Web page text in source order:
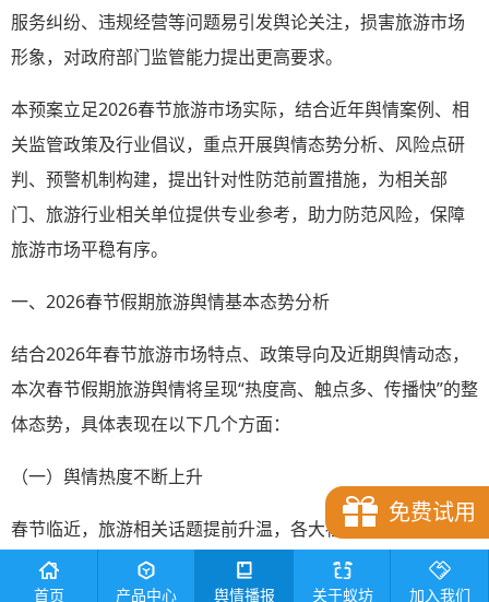
服务纠纷、违规经营等问题易引发舆论关注，损害旅游市场
形象，对政府部门监管能力提出更高要求。
本预案立足2026春节旅游市场实际，结合近年舆情案例、相
关监管政策及行业倡议，重点开展舆情态势分析、风险点研
判、预警机制构建，提出针对性防范前置措施，为相关部
门、旅游行业相关单位提供专业参考，助力防范风险，保障
旅游市场平稳有序。
一、2026春节假期旅游舆情基本态势分析
结合2026年春节旅游市场特点、政策导向及近期舆情动态，
本次春节假期旅游舆情将呈现“热度高、触点多、传播快”的整
体态势，具体表现在以下几个方面：
（一）舆情热度不断上升
春节临近，旅游相关话题提前升温，各大社交平台、新闻媒
体关于春节旅游目的地、攻略等内容讨论量激增。据鹰眼速
免费试用
首页 产品中心 舆情播报 关于蚁坊 加入我们